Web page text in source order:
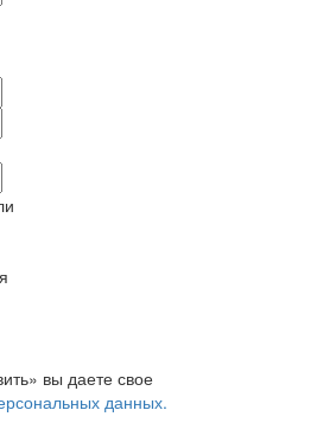
вы даете свое
данных.